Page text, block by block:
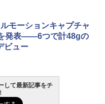
モーションキャプチャ
発表――6つで計48gの
ビュー
して最新記事をチ